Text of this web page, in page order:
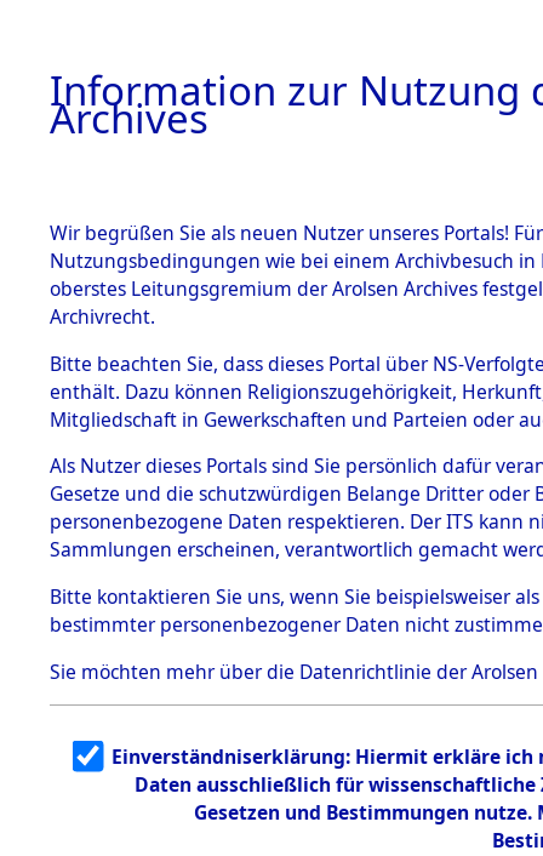
BESTÄNDE
1.
mente
5. Verschiedenes
5.3
Todesmärsche
5.3.1 Alliierte
Erhebungen
zu
Todesmärsch
en
5.3.2
g
5.3.3
Todesmärsch
Information zur Nutzung
Archives
Wir begrüßen Sie als neuen Nutzer unseres Portals!
Nutzungsbedingungen wie bei einem Archivbesuch
oberstes Leitungsgremium der Arolsen Archives
Archivrecht.
Bitte beachten Sie, dass dieses Portal über NS-
enthält. Dazu können Religionszugehörigkeit,
Mitgliedschaft in Gewerkschaften und Parteien oder
Als Nutzer dieses Portals sind Sie persönlich dafür
Gesetze und die schutzwürdigen Belange Dritter
personenbezogene Daten respektieren. Der ITS
Sammlungen erscheinen, verantwortlich gemacht
Bitte kontaktieren Sie uns, wenn Sie beispielsweiser
bestimmter personenbezogener Daten nicht
Sie möchten mehr über die Datenrichtlinie der Arolsen
Einverständniserklärung: Hiermit erkläre ich
Daten ausschließlich für
Gesetzen und Bestimmungen